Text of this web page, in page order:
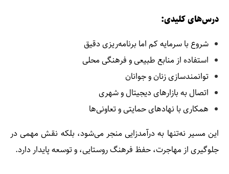
درس‌های کلیدی:
شروع با سرمایه کم اما برنامه‌ریزی دقیق
استفاده از منابع طبیعی و فرهنگی محلی
توانمندسازی زنان و جوانان
اتصال به بازارهای دیجیتال و شهری
همکاری با نهادهای حمایتی و تعاونی‌ها
این مسیر نه‌تنها به درآمدزایی منجر می‌شود، بلکه نقش مهمی در
جلوگیری از مهاجرت، حفظ فرهنگ روستایی، و توسعه پایدار دارد.